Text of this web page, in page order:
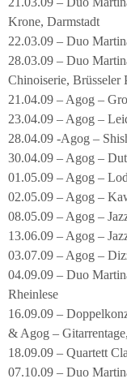
Krone, Darmstadt
22.03.09 – Duo
28.03.09 – Duo
Chinoiserie, Brüsseler
21.04.09 – Agog –
23.04.09 – Agog –
28.04.09 -Agog –
30.04.09 – Agog –
01.05.09 – Agog –
02.05.09 – Agog –
08.05.09 – Agog –
13.06.09 – Agog –
03.07.09 – Agog –
04.09.09 – Duo
Rheinlese
16.09.09 –
& Agog –
18.09.09 – Quartett
07.10.09 – Duo